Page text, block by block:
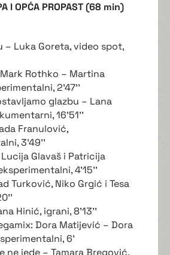
I OPĆA PROPAST (68 min)
– Luka Goreta, video spot,
Rothko – Martina
2'47''
glazbu – Lana
16'51''
Franulović,
3'49''
Glavaš i Patricija
4'15''
Turković, Niko Grgić i Tesa
Hinić, igrani, 8'13''
Dora Matijević – Dora
6'